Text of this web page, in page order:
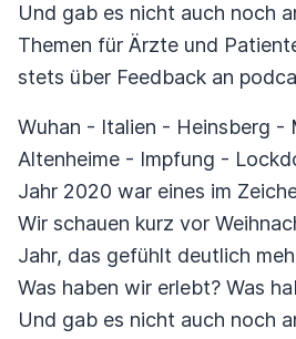
Und gab es nicht auch noch
Themen für Ärzte und
stets über Feedback an
Wuhan - Italien - Heinsberg
Altenheime - Impfung -
Jahr 2020 war eines im
Wir schauen kurz vor
Jahr, das gefühlt deutlich
Was haben wir erlebt? Was
Und gab es nicht auch noch